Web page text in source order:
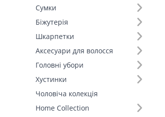
Сумки
Біжутерія
Шкарпетки
Аксесуари для волосся
Головні убори
Хустинки
Чоловіча колекція
Home Collection
SALE
Розмір (12)